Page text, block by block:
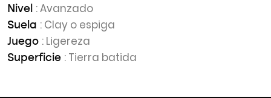
Nivel : Avanzado
Suela : Clay o espiga
Juego : Ligereza
Superficie : Tierra batida